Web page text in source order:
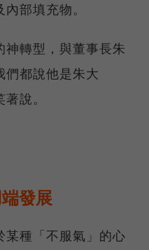
部填充物。
轉型，與董事長朱
們都說他是朱大
說。
發展
某種「不服氣」的心